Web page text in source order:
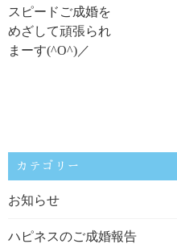
スピードご成婚を
めざして頑張られ
まーす(^O^)／
カテゴリー
お知らせ
ハピネスのご成婚報告